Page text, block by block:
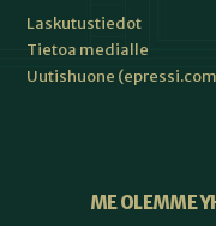
Laskutustiedot
Tietoa medialle
Uutishuone
ME OLEMME